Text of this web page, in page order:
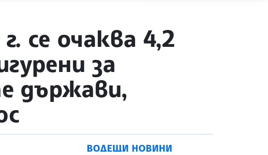
се очаква 4,2
за
държави,
ВОДЕЩИ НОВИНИ